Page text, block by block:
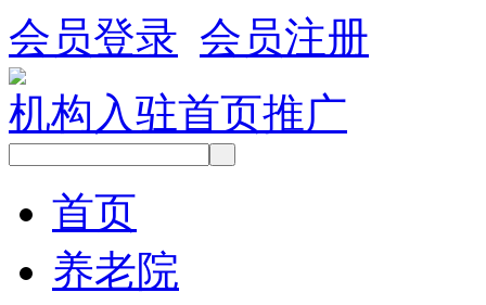
会员登录 会员注册
机构入驻首页推广
首页
养老院